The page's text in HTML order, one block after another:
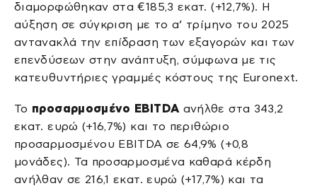
διαμορφώθηκαν στα €185,3 εκατ. (+12,7%). Η
αύξηση σε σύγκριση με το α’ τρίμηνο του 2025
αντανακλά την επίδραση των εξαγορών και των
επενδύσεων στην ανάπτυξη, σύμφωνα με τις
κατευθυντήριες γραμμές κόστους της Euronext.
Το προσαρμοσμένο EBITDA ανήλθε στα 343,2
εκατ. ευρώ (+16,7%) και το περιθώριο
προσαρμοσμένου EBITDA σε 64,9% (+0,8
μονάδες). Τα προσαρμοσμένα καθαρά κέρδη
ανήλθαν σε 216,1 εκατ. ευρώ (+17,7%) και τα